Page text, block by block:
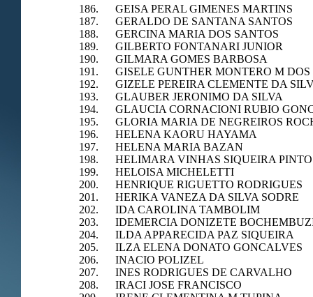
186. GEISA PERAL GIMENES MARTINS
187. GERALDO DE SANTANA SANTOS
188. GERCINA MARIA DOS SANTOS
189. GILBERTO FONTANARI JUNIOR
190. GILMARA GOMES BARBOSA
191. GISELE GUNTHER MONTERO M DOS
192. GIZELE PEREIRA CLEMENTE DA
193. GLAUBER JERONIMO DA SILVA
194. GLAUCIA CORNACIONI RUBIO
195. GLORIA MARIA DE NEGREIROS
196. HELENA KAORU HAYAMA
197. HELENA MARIA BAZAN
198. HELIMARA VINHAS SIQUEIRA PINTO
199. HELOISA MICHELETTI
200. HENRIQUE RIGUETTO RODRIGUES
201. HERIKA VANEZA DA SILVA SODRE
202. IDA CAROLINA TAMBOLIM
203. IDEMERCIA DONIZETE
204. ILDA APPARECIDA PAZ SIQUEIRA
205. ILZA ELENA DONATO GONCALVES
206. INACIO POLIZEL
207. INES RODRIGUES DE CARVALHO
208. IRACI JOSE FRANCISCO